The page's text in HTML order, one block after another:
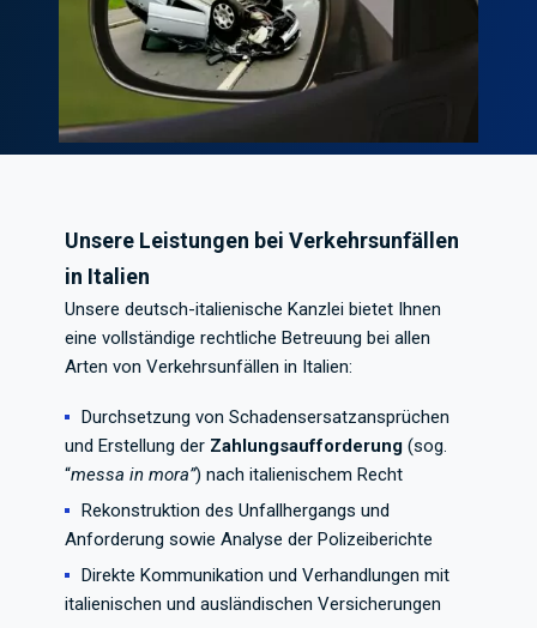
Unsere Leistungen bei Verkehrsunfällen
in Italien
Unsere deutsch-italienische Kanzlei bietet Ihnen
eine vollständige rechtliche Betreuung bei allen
Arten von Verkehrsunfällen in Italien:
Durchsetzung von Schadensersatzansprüchen
und Erstellung der Zahlungsaufforderung (sog.
“messa in mora”) nach italienischem Recht
Rekonstruktion des Unfallhergangs und
Anforderung sowie Analyse der Polizeiberichte
Direkte Kommunikation und Verhandlungen mit
italienischen und ausländischen Versicherungen